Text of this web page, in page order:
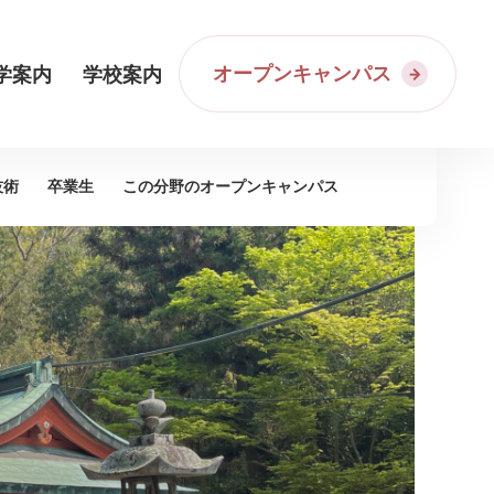
案内 学校案内 オープンキャンパス
術 卒業生 この分野のオープンキャンパス